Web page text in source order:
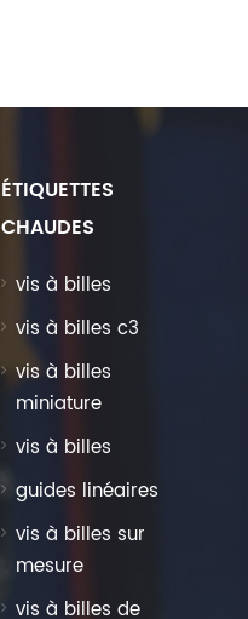
ÉTIQUETTES
CHAUDES
vis à billes
vis à billes c3
vis à billes
miniature
vis à billes
guides linéaires
vis à billes sur
mesure
vis à billes de